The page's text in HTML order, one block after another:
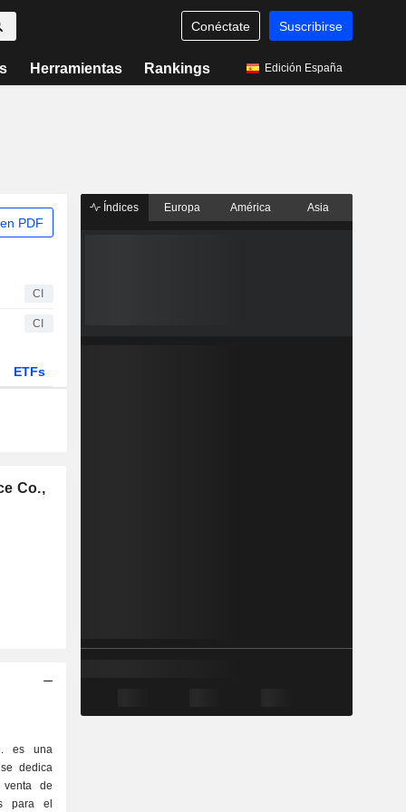
Conéctate Suscribirse
Herramientas Rankings Edición España
PDF
CI
CI
ETFs
Co.,
es una
dedica
de
para el
Índices Europa América Asia